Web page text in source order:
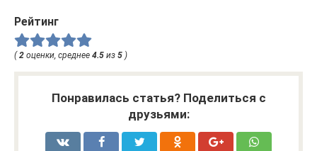
Рейтинг
(2 оценки, среднее 4.5 из 5 )
Понравилась статья? Поделиться с
друзьями: